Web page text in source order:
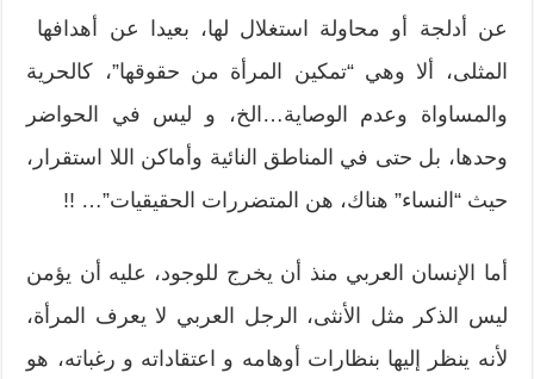
عن أدلجة أو محاولة استغلال لها، بعيدا عن أهدافها
المثلى، ألا وهي “تمكين المرأة من حقوقها”، كالحرية
والمساواة وعدم الوصاية…الخ، و ليس في الحواضر
وحدها، بل حتى في المناطق النائية وأماكن اللا استقرار،
حيث “النساء” هناك، هن المتضررات الحقيقيات”… !!
أما الإنسان العربي منذ أن يخرج للوجود، عليه أن يؤمن
ليس الذكر مثل الأنثى، الرجل العربي لا يعرف المرأة،
لأنه ينظر إليها بنظارات أوهامه و اعتقاداته و رغباته، هو